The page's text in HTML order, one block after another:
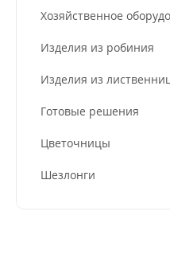
Хозяйственное
Изделия из робиния
Изделия из
Готовые решения
Цветочницы
Шезлонги